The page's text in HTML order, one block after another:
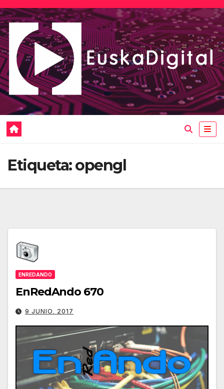
Saltar
al
contenido
Etiqueta:opengl
ENREDANDO
EnRedAndo 670
9 JUNIO, 2017